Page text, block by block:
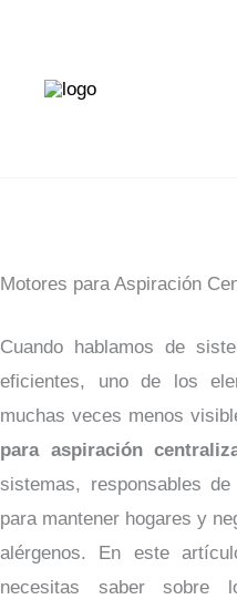
contenido
Motores para Aspiración
Cuando hablamos de
eficientes, uno de los
muchas veces menos
para aspiración
sistemas, responsables
para mantener hogares y
alérgenos. En este
necesitas saber sobre